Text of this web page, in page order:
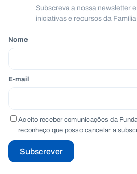
Subscreva a nossa newsletter
iniciativas e recursos da
Nome
E-mail
Aceito receber comunicações da
reconheço que posso cancelar a
Subscrever